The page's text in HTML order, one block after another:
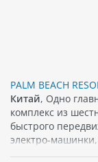
PALM BEACH
Китай, Одно
комплекс из
быстрого
электро-